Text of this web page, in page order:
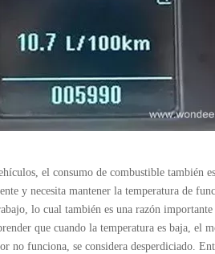
el consumo de combustible también
y necesita mantener la temperatura de
lo cual también es una razón
que cuando la temperatura es baja, el
no funciona, se considera desperdiciado.